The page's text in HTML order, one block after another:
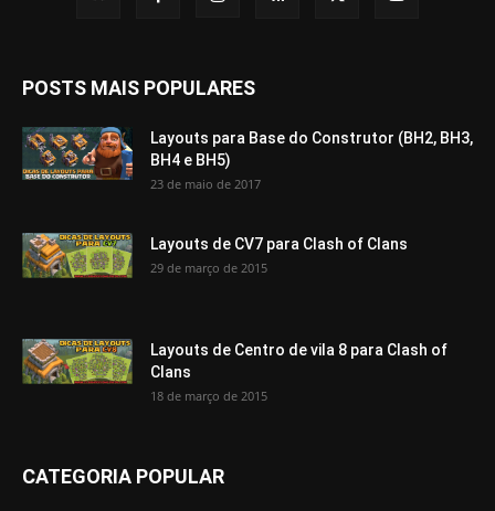
POSTS MAIS POPULARES
Layouts para Base do Construtor (BH2, BH3,
BH4 e BH5)
23 de maio de 2017
Layouts de CV7 para Clash of Clans
29 de março de 2015
Layouts de Centro de vila 8 para Clash of
Clans
18 de março de 2015
CATEGORIA POPULAR